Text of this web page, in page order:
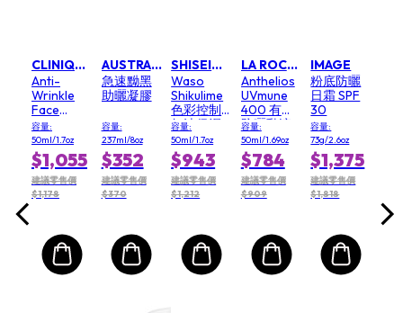
CLINIQUE 倩碧
Anti-
Wrinkle
Face
Cream
SPF 30 抗
皺面霜
SPF 30
容量:
50ml/1.7oz
$1,055
建議零售價
$1,178
AUSTRALIAN GOLD 金色澳洲
急速黝黑
助曬凝膠
容量:
237ml/8oz
$352
建議零售價
$370
SHISEIDO 資生堂
Waso
Shikulime
色彩控制
無油保濕
霜 SPF 30
容量:
50ml/1.7oz
$943
建議零售價
$1,212
LA ROCHE POSAY 理膚寶水
Anthelios
UVmune
400 有色
防曬乳液
SPF50
容量:
50ml/1.69oz
$784
建議零售價
$909
IMAGE
粉底防曬
日霜 SPF
30
容量:
73g/2.6oz
$1,375
建議零售價
$1,818